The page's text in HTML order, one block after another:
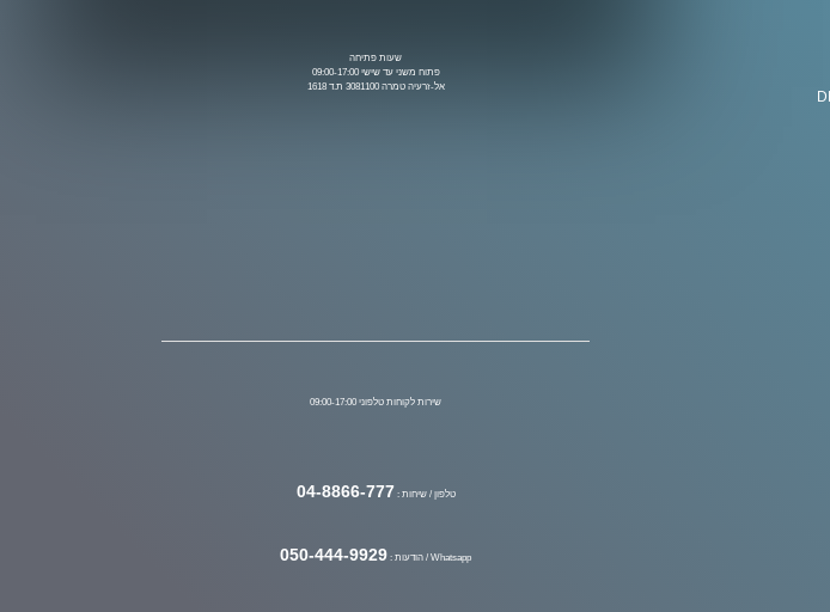
שעות פתיחה
פתוח משני עד שישי 09:00-17:00
אל-זרעיה טמרה 3081100 ת.ד 1618
שירות לקוחות טלפוני 09:00-17:00
טלפון / שיחות : 04-8866-777
Whatsapp / הודעות : 050-444-9929